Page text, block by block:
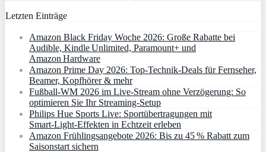
Letzten Einträge
Amazon Black Friday Woche 2026: Große Rabatte bei
Audible, Kindle Unlimited, Paramount+ und
Amazon Hardware
Amazon Prime Day 2026: Top-Technik-Deals für Fernseher,
Beamer, Kopfhörer & mehr
Fußball-WM 2026 im Live-Stream ohne Verzögerung: So
optimieren Sie Ihr Streaming-Setup
Philips Hue Sports Live: Sportübertragungen mit
Smart‑Light‑Effekten in Echtzeit erleben
Amazon Frühlingsangebote 2026: Bis zu 45 % Rabatt zum
Saisonstart sichern